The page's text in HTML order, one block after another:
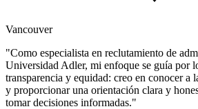
Vancouver
"Como especialista en reclutamiento de
Universidad Adler, mi enfoque se guía por
transparencia y equidad: creo en conocer a
y proporcionar una orientación clara y
tomar decisiones informadas."